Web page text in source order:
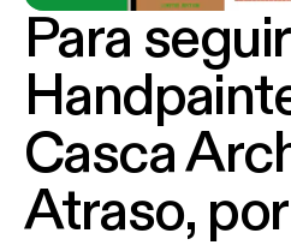
Para
Casca
Atraso,